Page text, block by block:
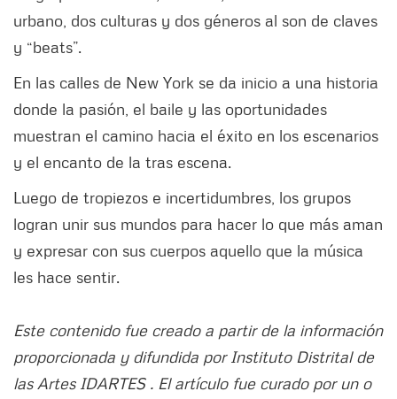
urbano, dos culturas y dos géneros al son de claves
y “beats”.
En las calles de New York se da inicio a una historia
donde la pasión, el baile y las oportunidades
muestran el camino hacia el éxito en los escenarios
y el encanto de la tras escena.
Luego de tropiezos e incertidumbres, los grupos
logran unir sus mundos para hacer lo que más aman
y expresar con sus cuerpos aquello que la música
les hace sentir.
Este contenido fue creado a partir de la información
proporcionada y difundida por Instituto Distrital de
las Artes IDARTES . El artículo fue curado por un o